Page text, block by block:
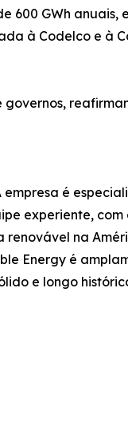
600 GWh anuais,
à Codelco e à
governos,
é
experiente, com
renovável na
Energy é
e longo